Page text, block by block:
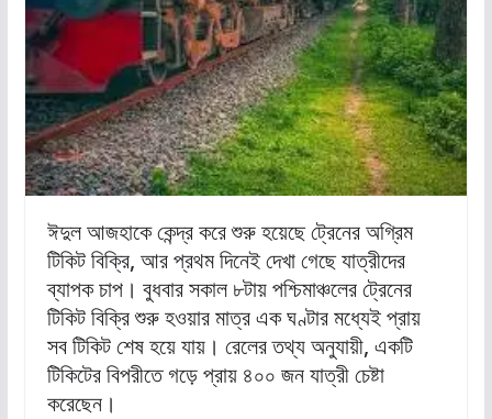
ঈদুল আজহাকে কেন্দ্র করে শুরু হয়েছে ট্রেনের অগ্রিম
টিকিট বিক্রি, আর প্রথম দিনেই দেখা গেছে যাত্রীদের
ব্যাপক চাপ। বুধবার সকাল ৮টায় পশ্চিমাঞ্চলের ট্রেনের
টিকিট বিক্রি শুরু হওয়ার মাত্র এক ঘণ্টার মধ্যেই প্রায়
সব টিকিট শেষ হয়ে যায়। রেলের তথ্য অনুযায়ী, একটি
টিকিটের বিপরীতে গড়ে প্রায় ৪০০ জন যাত্রী চেষ্টা
করেছেন।